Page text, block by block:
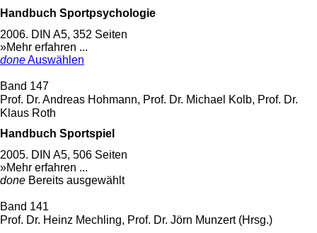
Handbuch Sportpsychologie
2006. DIN A5, 352 Seiten
»Mehr erfahren ...
doneAuswählen
Band 147
Prof. Dr. Andreas Hohmann, Prof. Dr. Michael Kolb, Prof. Dr.
Klaus Roth
Handbuch Sportspiel
2005. DIN A5, 506 Seiten
»Mehr erfahren ...
done Bereits ausgewählt
Band 141
Prof. Dr. Heinz Mechling, Prof. Dr. Jörn Munzert (Hrsg.)